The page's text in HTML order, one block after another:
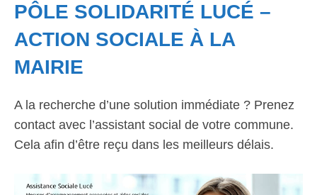
PÔLE SOLIDARITÉ LUCÉ –
ACTION SOCIALE À LA
MAIRIE
A la recherche d’une solution immédiate ? Prenez
contact avec l’assistant social de votre commune.
Cela afin d’être reçu dans les meilleurs délais.